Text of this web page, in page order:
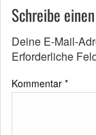
Schreibe
Deine E-Mail-
Erforderliche
Kommentar *